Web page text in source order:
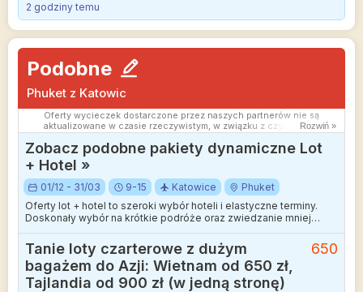
2 godziny temu
Podobne
Phuket z Katowic
Oferty wycieczek dostarczone przez naszych partnerów nie są
aktualizowane w czasie rzeczywistym, w związku z czym ceny i
Dokładamy wszelkich starań aby rozbieżności były jak najmniejsze.
Rozwiń »
Zobacz podobne pakiety dynamiczne Lot
+ Hotel »
01/12 - 31/03 9-15 Katowice
Phuket
Oferty lot + hotel to szeroki wybór hoteli i elastyczne terminy.
Doskonały wybór na krótkie podróże oraz zwiedzanie mniej
wakacyjnych kierunków.
Tanie loty czarterowe z dużym
bagażem do Azji: Wietnam od 650 zł,
Tajlandia od 900 zł (w jedną stronę)
650